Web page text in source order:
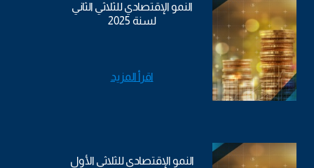
النمو الإقتصادي للثلاثي الثاني
لسنة 2025
اقرأ المزيد
النمو الإقتصادي للثلاثي الأول